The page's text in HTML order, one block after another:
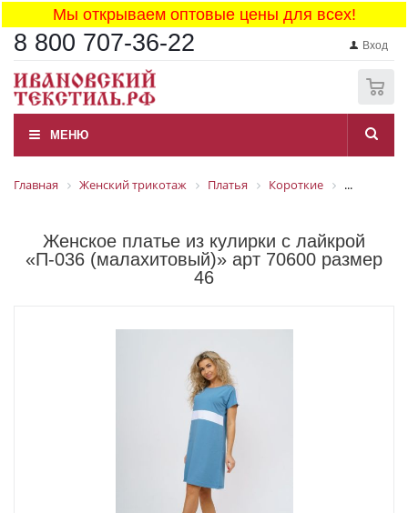
Мы открываем оптовые цены для всех!
8 800 707-36-22 Вход
МЕНЮ
Главная Женский трикотаж Платья Короткие ...
Женское платье из кулирки с лайкрой
«П-036 (малахитовый)» арт 70600 размер
46